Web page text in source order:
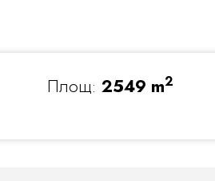
Площ:2549 m2